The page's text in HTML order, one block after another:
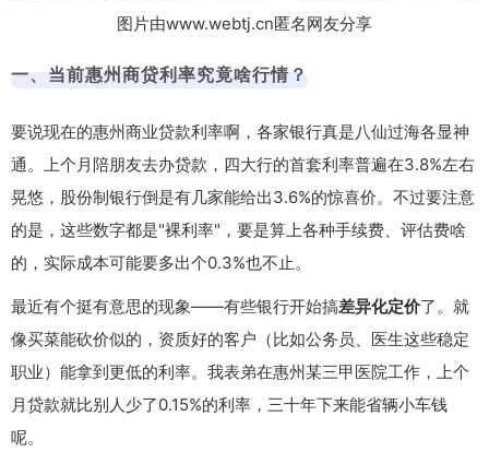
图片由www.webtj.cn匿名网友分享
一、当前惠州商贷利率究竟啥行情？
要说现在的惠州商业贷款利率啊，各家银行真是八仙过海各显神
通。上个月陪朋友去办贷款，四大行的首套利率普遍在3.8%左右
晃悠，股份制银行倒是有几家能给出3.6%的惊喜价。不过要注意
的是，这些数字都是"裸利率"，要是算上各种手续费、评估费啥
的，实际成本可能要多出个0.3%也不止。
最近有个挺有意思的现象——有些银行开始搞差异化定价了。就
像买菜能砍价似的，资质好的客户（比如公务员、医生这些稳定
职业）能拿到更低的利率。我表弟在惠州某三甲医院工作，上个
月贷款就比别人少了0.15%的利率，三十年下来能省辆小车钱
呢。